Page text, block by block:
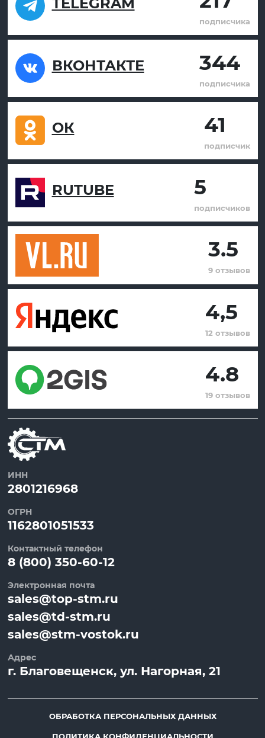
подписчика
ВКОНТАКТЕ 344
подписчика
ОК 41
подписчик
RUTUBE 5
подписчиков
3.5
9 отзывов
4,5
12 отзывов
4.8
19 отзывов
ИНН
2801216968
ОГРН
1162801051533
Контактный телефон
8 (800) 350-60-12
Электронная почта
sales@top-stm.ru
sales@td-stm.ru
sales@stm-vostok.ru
Адрес
г. Благовещенск, ул. Нагорная, 21
ОБРАБОТКА ПЕРСОНАЛЬНЫХ ДАННЫХ